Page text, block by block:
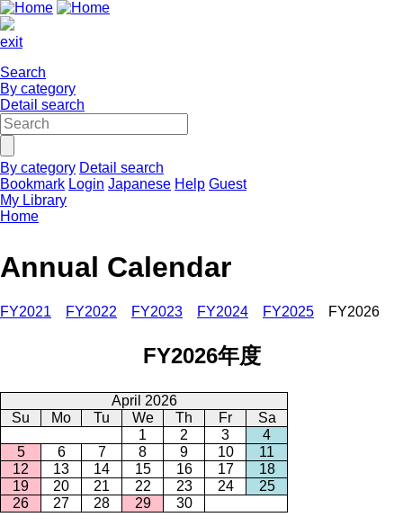
exit
Search
By category
Detail search
By category Detail search
Bookmark Login Japanese Help Guest
My Library
Home
Annual Calendar
FY2021 FY2022 FY2023 FY2024 FY2025 FY2026
FY2026年度
April 2026
Su
Mo Tu We Th Fr
Sa
1
2 3
4
5
6 7 8 9 10
11
12
13 14 15 16 17
18
19
20 21 22 23 24
25
26
27 28 29 30